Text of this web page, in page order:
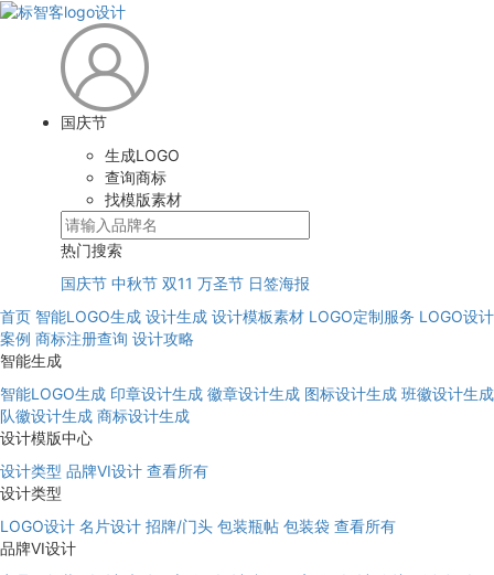
国庆节
生成LOGO
查询商标
找模版素材
热门搜索
国庆节 中秋节 双11 万圣节 日签海报
首页 智能LOGO生成 设计生成 设计模板素材 LOGO定制服务 LOGO设计
案例 商标注册查询 设计攻略
智能生成
智能LOGO生成 印章设计生成 徽章设计生成 图标设计生成 班徽设计生成
队徽设计生成 商标设计生成
设计模版中心
设计类型 品牌VI设计 查看所有
设计类型
LOGO设计 名片设计 招牌/门头 包装瓶帖 包装袋 查看所有
品牌VI设计